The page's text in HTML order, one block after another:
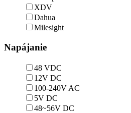
XDV
Dahua
Milesight
Napájanie
48 VDC
12V DC
100-240V AC
5V DC
48~56V DC